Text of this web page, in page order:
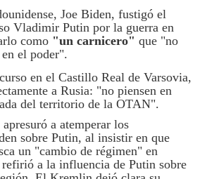
Joe Biden, fustigó el
Vladimir Putin por la guerra en
como "un carnicero" que "no
el poder".
en el Castillo Real de Varsovia,
a Rusia: "no piensen en
del territorio de la OTAN".
a atemperar los
sobre Putin, al insistir en que
un "cambio de régimen" en
refirió a la influencia de Putin sobre